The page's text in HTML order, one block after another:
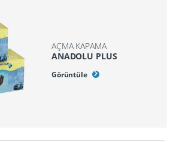
AÇMA KAPAMA
ANADOLU PLUS
Görüntüle